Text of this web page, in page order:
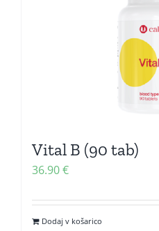
Vital B (90 tab)
36.90€
Dodaj v košarico